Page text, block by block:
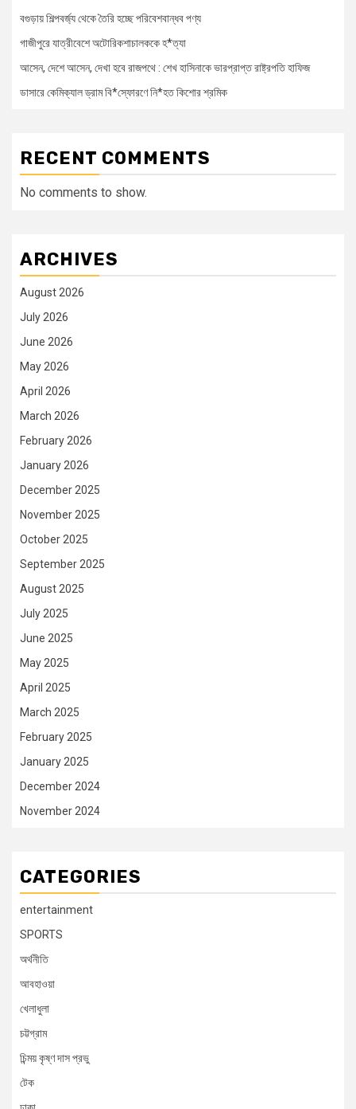
বগুড়ায় শিল্পবর্জ্য থেকে তৈরি হচ্ছে পরিবেশবান্ধব পণ্য
গাজীপুরে যাত্রীবেশে অটোরিকশাচালককে হ*ত্যা
আসেন, দেশে আসেন, দেখা হবে রাজপথে : শেখ হাসিনাকে ভারপ্রাপ্ত রাষ্ট্রপতি হাফিজ
ডাসারে কেমিক্যাল ড্রাম বি*স্ফোরণে নি*হত কিশোর শ্রমিক
RECENT COMMENTS
No comments to show.
ARCHIVES
August 2026
July 2026
June 2026
May 2026
April 2026
March 2026
February 2026
January 2026
December 2025
November 2025
October 2025
September 2025
August 2025
July 2025
June 2025
May 2025
April 2025
March 2025
February 2025
January 2025
December 2024
November 2024
CATEGORIES
entertainment
SPORTS
অর্থনীতি
আবহাওয়া
খেলাধুলা
চট্টগ্রাম
চিন্ময় কৃষ্ণ দাস প্রভু
টেক